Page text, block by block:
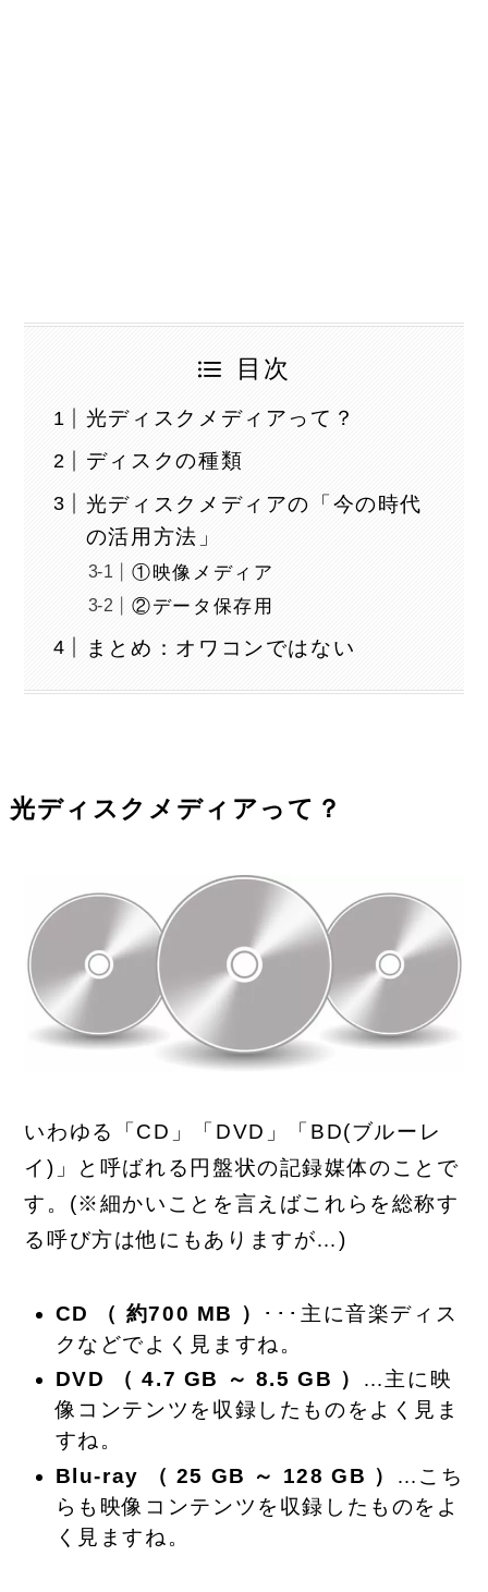
目次
光ディスクメディアって？
ディスクの種類
光ディスクメディアの「今の時代
の活用方法」
①映像メディア
②データ保存用
まとめ：オワコンではない
光ディスクメディアって？
いわゆる「CD」「DVD」「BD(ブルーレ
イ)」と呼ばれる円盤状の記録媒体のことで
す。(※細かいことを言えばこれらを総称す
る呼び方は他にもありますが…)
CD （ 約700 MB ）
･･･主に音楽ディス
クなどでよく見ますね。
DVD （ 4.7 GB ～ 8.5 GB ）
…主に映
像コンテンツを収録したものをよく見ま
すね。
Blu-ray （ 25 GB ～ 128 GB ）
…こち
らも映像コンテンツを収録したものをよ
く見ますね。